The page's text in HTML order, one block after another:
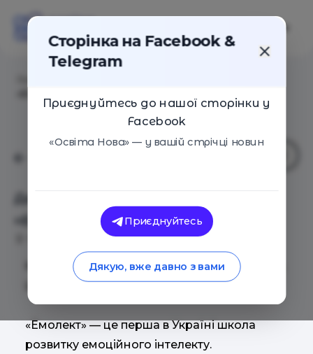
День відкритих дверей у школі
«Емолект»
28 Вересня 2019 1557
Ми вилітаємо на планету емоцій «Емолект».
Школа запрошує всіх охочих на відкриття!
«Емолект» — це перша в Україні школа
розвитку емоційного інтелекту.
Сторінка на Facebook &
Telegram
Приєднуйтесь до нашої сторінки у
Facebook
«Освіта Нова» — у вашій стрічці новин
Приєднуйтесь
Дякую, вже давно з вами